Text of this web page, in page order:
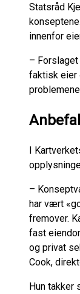
Statsråd
innenfor
–
faktisk eier
I
–
har vært
fremover.
fast
og privat
Cook,
Hun takker